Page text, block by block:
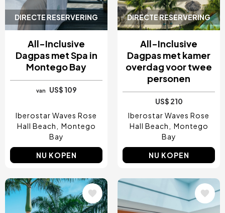
DIRECTE RESERVERING
All-Inclusive
Dagpas met Spa in
Montego Bay
van US$ 109
Iberostar Waves Rose
Hall Beach
Montego
Bay
NU KOPEN
DIRECTE RESERVERING
All-Inclusive
Dagpas met kamer
overdag voor twee
personen
US$ 210
Iberostar Waves Rose
Hall Beach
Montego
Bay
NU KOPEN
Afbeelding Afbeelding